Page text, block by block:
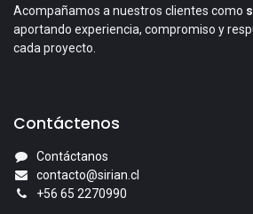
Acompañamos a nuestros clientes como
aportando experiencia, compromiso y
cada proyecto.
Contáctenos
Contáctanos
contacto@sirian.cl
+56 65 2270990